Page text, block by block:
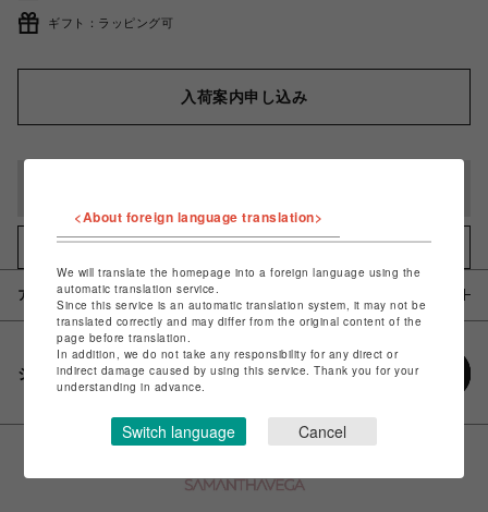
ギフト：ラッピング可
入荷案内申し込み
お気に入りアイテムに追加
アイテム説明 / 素材
シェアする
<About foreign language translation>
We will translate the homepage into a foreign language using the
automatic translation service.
Since this service is an automatic translation system, it may not be
translated correctly and may differ from the original content of the
page before translation.
In addition, we do not take any responsibility for any direct or
indirect damage caused by using this service. Thank you for your
understanding in advance.
Switch language Cancel